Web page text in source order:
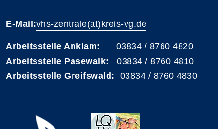
E-Mail:vhs-zentrale(at)kreis-vg.de
Arbeitsstelle Anklam: 03834 / 8760 4820
Arbeitsstelle Pasewalk: 03834 / 8760 4810
Arbeitsstelle Greifswald: 03834 / 8760 4830